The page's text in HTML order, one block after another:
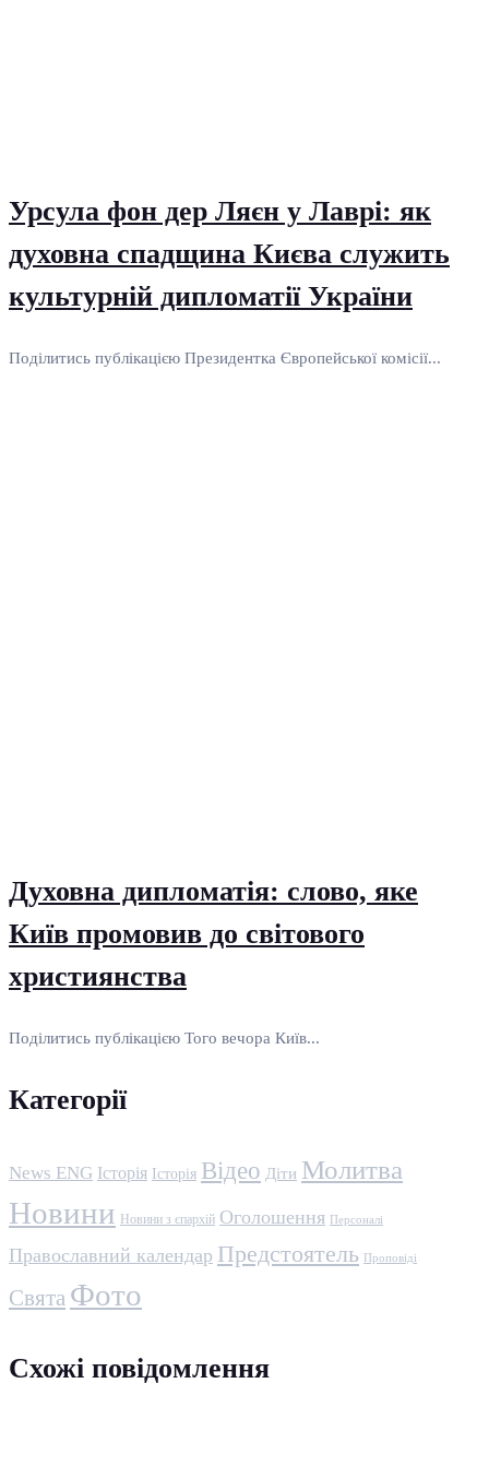
Урсула фон дер Ляєн у Лаврі: як
духовна спадщина Києва служить
культурній дипломатії України
Поділитись публікацією Президентка Європейської комісії...
Духовна дипломатія: слово, яке
Київ промовив до світового
християнства
Поділитись публікацією Того вечора Київ...
Категорії
News ENG Історія Історія Відео Діти Молитва
Новини Новини з єпархій Оголошення Персоналі
Православний календар Предстоятель Проповіді
Свята Фото
Схожі повідомлення